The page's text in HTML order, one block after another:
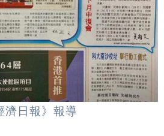
濟日報》報導